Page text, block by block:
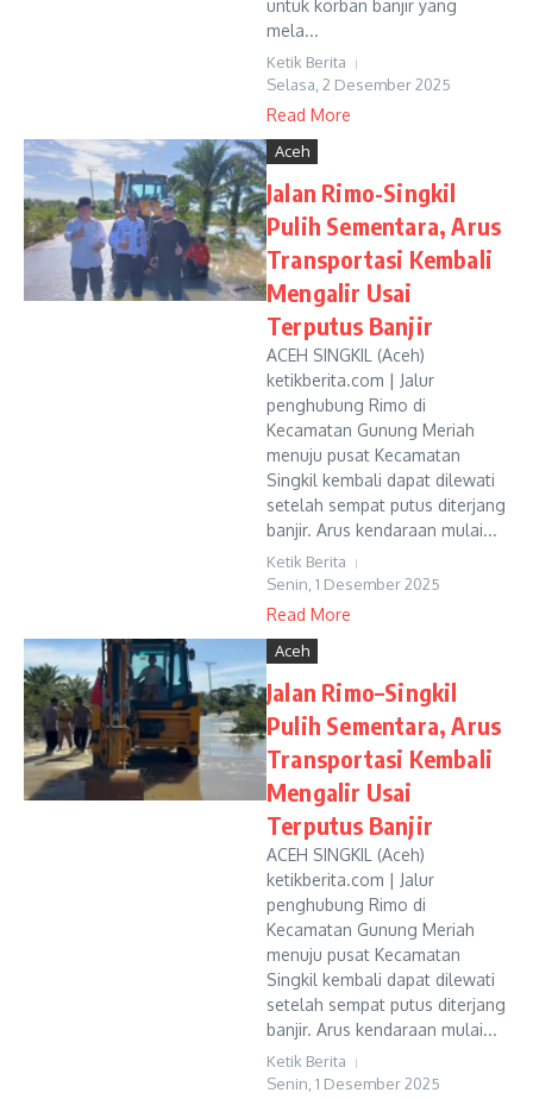
untuk korban banjir yang
mela...
Ketik Berita
Selasa, 2 Desember 2025
Read More
Aceh
Jalan Rimo-Singkil
Pulih Sementara, Arus
Transportasi Kembali
Mengalir Usai
Terputus Banjir
ACEH SINGKIL (Aceh)
ketikberita.com | Jalur
penghubung Rimo di
Kecamatan Gunung Meriah
menuju pusat Kecamatan
Singkil kembali dapat dilewati
setelah sempat putus diterjang
banjir. Arus kendaraan mulai...
Ketik Berita
Senin, 1 Desember 2025
Read More
Aceh
Jalan Rimo–Singkil
Pulih Sementara, Arus
Transportasi Kembali
Mengalir Usai
Terputus Banjir
ACEH SINGKIL (Aceh)
ketikberita.com | Jalur
penghubung Rimo di
Kecamatan Gunung Meriah
menuju pusat Kecamatan
Singkil kembali dapat dilewati
setelah sempat putus diterjang
banjir. Arus kendaraan mulai...
Ketik Berita
Senin, 1 Desember 2025